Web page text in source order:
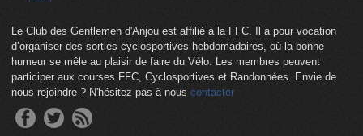
Le Club des Gentlemen d'Anjou est affilié à la FFC. Il a pour vocation
d’organiser des sorties cyclosportives hebdomadaires, où la bonne
humeur se mêle au plaisir de faire du Vélo. Les membres peuvent
participer aux courses FFC, Cyclosportives et Randonnées. Envie de
nous rejoindre ? N'hésitez pas à nous contacter